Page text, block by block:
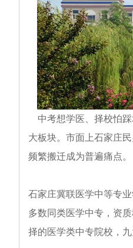
中考想学医、择校怕踩
大板块。市面上石家庄
频繁搬迁成为普遍痛点。
石家庄冀联医学中等专
多数同类医学中专，资
择的医学类中专院校，